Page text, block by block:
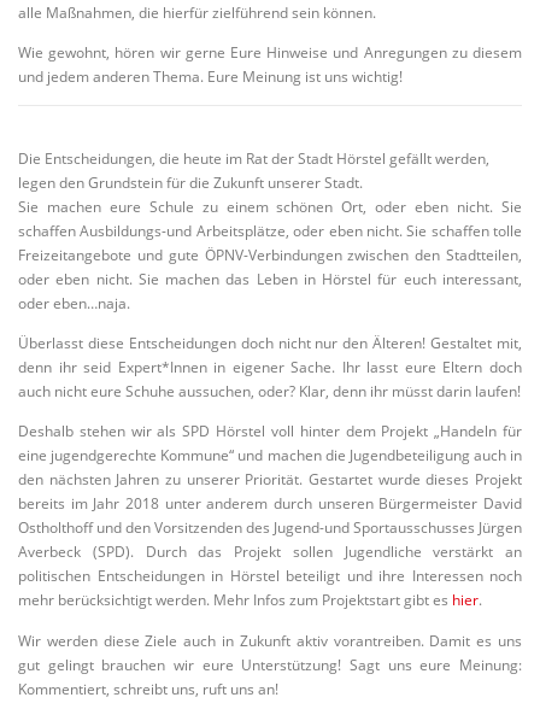
alle Maßnahmen, die hierfür zielführend sein können.
Wie gewohnt, hören wir gerne Eure Hinweise und Anregungen zu diesem
und jedem anderen Thema. Eure Meinung ist uns wichtig!
Die Entscheidungen, die heute im Rat der Stadt Hörstel gefällt werden,
legen den Grundstein für die Zukunft unserer Stadt.
Sie machen eure Schule zu einem schönen Ort, oder eben nicht. Sie
schaffen Ausbildungs-und Arbeitsplätze, oder eben nicht. Sie schaffen tolle
Freizeitangebote und gute ÖPNV-Verbindungen zwischen den Stadtteilen,
oder eben nicht. Sie machen das Leben in Hörstel für euch interessant,
oder eben…naja.
Überlasst diese Entscheidungen doch nicht nur den Älteren! Gestaltet mit,
denn ihr seid Expert*Innen in eigener Sache. Ihr lasst eure Eltern doch
auch nicht eure Schuhe aussuchen, oder? Klar, denn ihr müsst darin laufen!
Deshalb stehen wir als SPD Hörstel voll hinter dem Projekt „Handeln für
eine jugendgerechte Kommune“ und machen die Jugendbeteiligung auch in
den nächsten Jahren zu unserer Priorität. Gestartet wurde dieses Projekt
bereits im Jahr 2018 unter anderem durch unseren Bürgermeister David
Ostholthoff und den Vorsitzenden des Jugend-und Sportausschusses Jürgen
Averbeck (SPD). Durch das Projekt sollen Jugendliche verstärkt an
politischen Entscheidungen in Hörstel beteiligt und ihre Interessen noch
mehr berücksichtigt werden. Mehr Infos zum Projektstart gibt es hier.
Wir werden diese Ziele auch in Zukunft aktiv vorantreiben. Damit es uns
gut gelingt brauchen wir eure Unterstützung! Sagt uns eure Meinung:
Kommentiert, schreibt uns, ruft uns an!